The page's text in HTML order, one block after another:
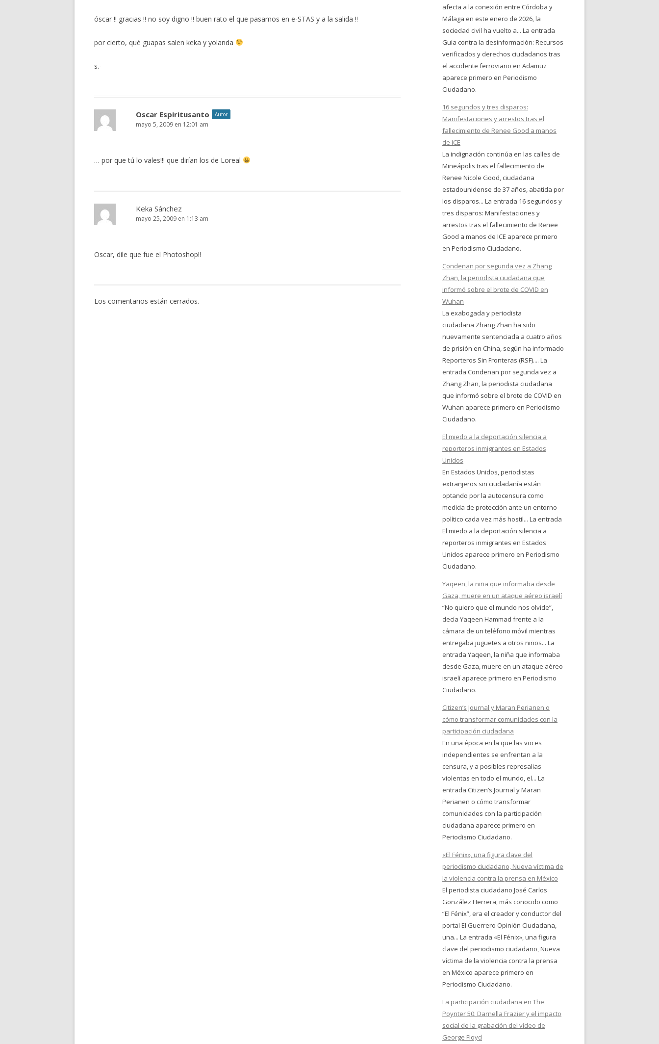
óscar !! gracias !! no soy digno !! buen rato el que pasamos en e-STAS y a la salida !!
por cierto, qué guapas salen keka y yolanda
s.-
Oscar Espiritusanto Autor
mayo 5, 2009 en 12:01 am
… por que tú lo vales!!! que dirían los de Loreal
Keka Sánchez
mayo 25, 2009 en 1:13 am
Oscar, dile que fue el Photoshop!!
Los comentarios están cerrados.
afecta a la conexión entre Córdoba y
Málaga en este enero de 2026, la
sociedad civil ha vuelto a... La entrada
Guía contra la desinformación: Recursos
verificados y derechos ciudadanos tras
el accidente ferroviario en Adamuz
aparece primero en Periodismo
Ciudadano.
16 segundos y tres disparos:
Manifestaciones y arrestos tras el
fallecimiento de Renee Good a manos
de ICE
La indignación continúa en las calles de
Mineápolis tras el fallecimiento de
Renee Nicole Good, ciudadana
estadounidense de 37 años, abatida por
los disparos... La entrada 16 segundos y
tres disparos: Manifestaciones y
arrestos tras el fallecimiento de Renee
Good a manos de ICE aparece primero
en Periodismo Ciudadano.
Condenan por segunda vez a Zhang
Zhan, la periodista ciudadana que
informó sobre el brote de COVID en
Wuhan
La exabogada y periodista
ciudadana Zhang Zhan ha sido
nuevamente sentenciada a cuatro años
de prisión en China, según ha informado
Reporteros Sin Fronteras (RSF).... La
entrada Condenan por segunda vez a
Zhang Zhan, la periodista ciudadana
que informó sobre el brote de COVID en
Wuhan aparece primero en Periodismo
Ciudadano.
El miedo a la deportación silencia a
reporteros inmigrantes en Estados
Unidos
En Estados Unidos, periodistas
extranjeros sin ciudadanía están
optando por la autocensura como
medida de protección ante un entorno
político cada vez más hostil... La entrada
El miedo a la deportación silencia a
reporteros inmigrantes en Estados
Unidos aparece primero en Periodismo
Ciudadano.
Yaqeen, la niña que informaba desde
Gaza, muere en un ataque aéreo israelí
“No quiero que el mundo nos olvide”,
decía Yaqeen Hammad frente a la
cámara de un teléfono móvil mientras
entregaba juguetes a otros niños... La
entrada Yaqeen, la niña que informaba
desde Gaza, muere en un ataque aéreo
israelí aparece primero en Periodismo
Ciudadano.
Citizen’s Journal y Maran Perianen o
cómo transformar comunidades con la
participación ciudadana
En una época en la que las voces
independientes se enfrentan a la
censura, y a posibles represalias
violentas en todo el mundo, el... La
entrada Citizen’s Journal y Maran
Perianen o cómo transformar
comunidades con la participación
ciudadana aparece primero en
Periodismo Ciudadano.
«El Fénix», una figura clave del
periodismo ciudadano, Nueva víctima de
la violencia contra la prensa en México
El periodista ciudadano José Carlos
González Herrera, más conocido como
“El Fénix”, era el creador y conductor del
portal El Guerrero Opinión Ciudadana,
una... La entrada «El Fénix», una figura
clave del periodismo ciudadano, Nueva
víctima de la violencia contra la prensa
en México aparece primero en
Periodismo Ciudadano.
La participación ciudadana en The
Poynter 50: Darnella Frazier y el impacto
social de la grabación del vídeo de
George Floyd